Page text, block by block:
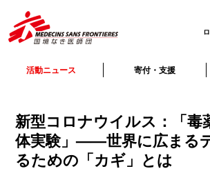
活動ニュース 寄付・支援
新型コロナウイルス：「毒
体実験」——世界に広まる
るための「カギ」とは